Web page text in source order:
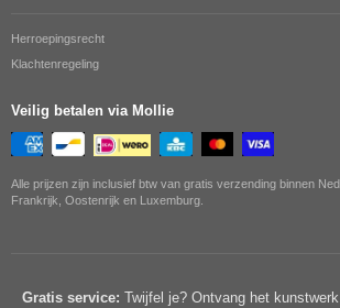
Herroepingsrecht
Klachtenregeling
Veilig betalen via Mollie
Alle prijzen zijn inclusief btw van gratis verzending binnen
Frankrijk, Oostenrijk en Luxemburg.
Gratis service: Twijfel je? Ontvang het